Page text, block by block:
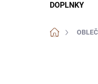
DOPLNKY
Domov